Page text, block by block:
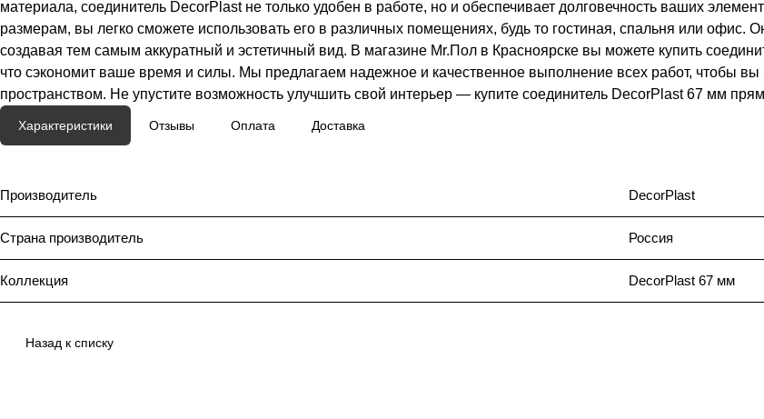
материала, соединитель DecorPlast не только удобен в работе, но и обеспечивает долговечность ваших
размерам, вы легко сможете использовать его в различных помещениях, будь то гостиная, спальня или офис.
создавая тем самым аккуратный и эстетичный вид. В магазине Mr.Пол в Красноярске вы можете купить
что сэкономит ваше время и силы. Мы предлагаем надежное и качественное выполнение всех работ, чтобы
пространством. Не упустите возможность улучшить свой интерьер — купите соединитель DecorPlast 67 мм
Характеристики Отзывы Оплата Доставка
Производитель DecorPlast
Страна производитель Россия
Коллекция DecorPlast 67 мм
Назад к списку